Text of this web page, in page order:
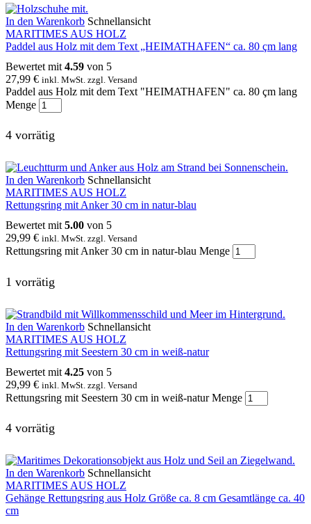
In den Warenkorb Schnellansicht
MARITIMES AUS HOLZ
Paddel aus Holz mit dem Text „HEIMATHAFEN“ ca. 80 çm lang
Bewertet mit 4.59 von 5
27,99 € inkl. MwSt. zzgl. Versand
Paddel aus Holz mit dem Text "HEIMATHAFEN" ca. 80 çm lang
Menge
4 vorrätig
In den Warenkorb Schnellansicht
MARITIMES AUS HOLZ
Rettungsring mit Anker 30 cm in natur-blau
Bewertet mit5.00 von 5
29,99 € inkl. MwSt. zzgl. Versand
Rettungsring mit Anker 30 cm in natur-blau Menge
1 vorrätig
In den Warenkorb Schnellansicht
MARITIMES AUS HOLZ
Rettungsring mit Seestern 30 cm in weiß-natur
Bewertet mit 4.25 von 5
29,99 € inkl. MwSt. zzgl. Versand
Rettungsring mit Seestern 30 cm in weiß-natur Menge
4 vorrätig
In den Warenkorb Schnellansicht
MARITIMES AUS HOLZ
Gehänge Rettungsring aus Holz Größe ca. 8 cm Gesamtlänge ca. 40
cm